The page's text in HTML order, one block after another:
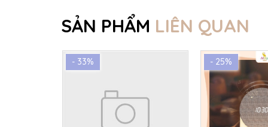
SẢN PHẨM LIÊN QUAN
- 33% - 25%